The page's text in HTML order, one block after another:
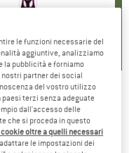
- Giacca da sci
le funzioni necessarie del
aggiuntive, analizziamo
la pubblicità e forniamo
partner dei social
del vostro utilizzo
terzi senza adeguate
dall'accesso delle
che si proceda in questo
oltre a quelli necessari
le impostazioni dei